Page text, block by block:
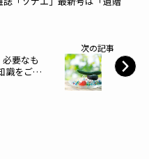
次の記事
要なも
識をご紹